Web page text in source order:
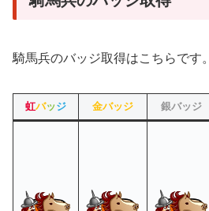
騎馬兵のバッジ取得はこちらです。
虹バッ ジ 金バッジ 銀バッジ